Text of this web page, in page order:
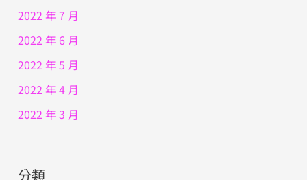
2022 年 7 月
2022 年 6 月
2022 年 5 月
2022 年 4 月
2022 年 3 月
分類